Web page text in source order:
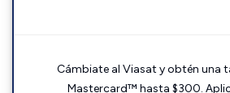
Cámbiate al Viasat y obtén una
Mastercard™ hasta $300.